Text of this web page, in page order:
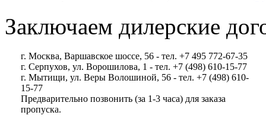
Заключаем дилерские
г. Москва, Варшавское шоссе, 56 - тел. +7 495 772-67-35
г. Серпухов, ул. Ворошилова, 1 - тел. +7 (498) 610-15-77
г. Мытищи, ул. Веры Волошиной, 56 - тел. +7 (498) 610-
15-77
Предварительно позвонить (за 1-3 часа) для заказа
пропуска.